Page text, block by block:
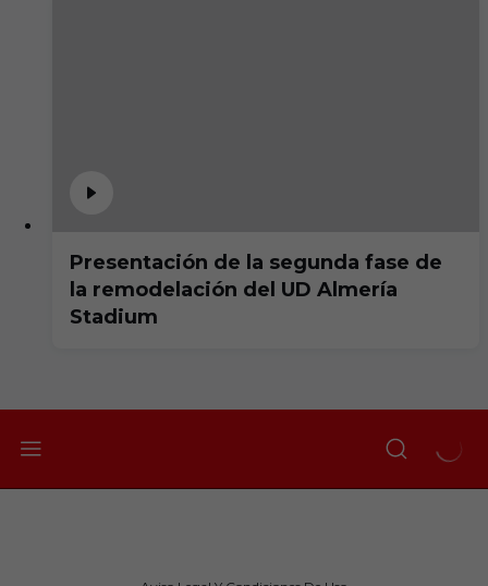
Presentación de la segunda fase de
la remodelación del UD Almería
Stadium